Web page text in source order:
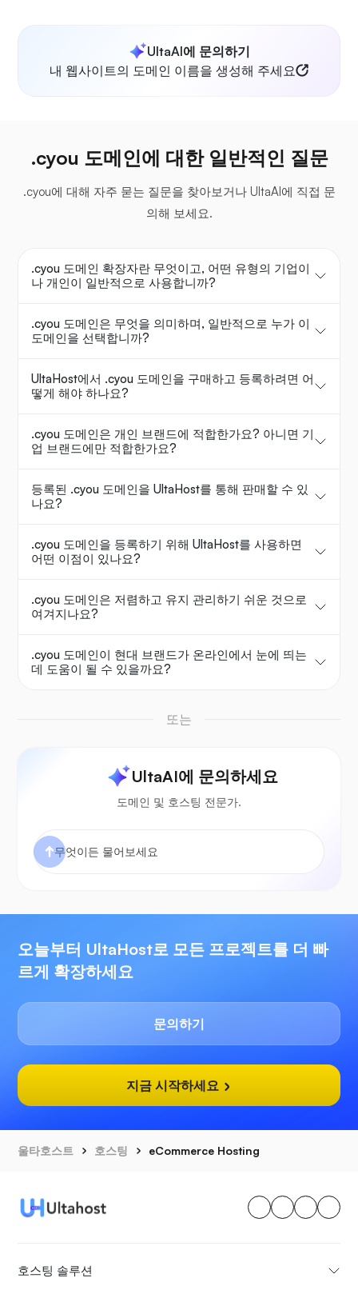
UltaAI에 문의하기
내 웹사이트의 도메인 이름을 생성해 주세요
.cyou 도메인에 대한 일반적인 질문
.cyou에 대해 자주 묻는 질문을 찾아보거나 UltaAI에 직접 문
의해 보세요.
.cyou 도메인 확장자란 무엇이고, 어떤 유형의 기업이
나 개인이 일반적으로 사용합니까?
.cyou 도메인은 무엇을 의미하며, 일반적으로 누가 이
도메인을 선택합니까?
UltaHost에서 .cyou 도메인을 구매하고 등록하려면 어
떻게 해야 하나요?
.cyou 도메인은 개인 브랜드에 적합한가요? 아니면 기
업 브랜드에만 적합한가요?
등록된 .cyou 도메인을 UltaHost를 통해 판매할 수 있
나요?
.cyou 도메인을 등록하기 위해 UltaHost를 사용하면
어떤 이점이 있나요?
.cyou 도메인은 저렴하고 유지 관리하기 쉬운 것으로
여겨지나요?
.cyou 도메인이 현대 브랜드가 온라인에서 눈에 띄는
데 도움이 될 수 있을까요?
또는
UltaAI에 문의하세요
도메인 및 호스팅 전문가.
오늘부터 UltaHost로 모든 프로젝트를 더 빠
르게 확장하세요
문의하기
지금 시작하세요
울타호스트 호스팅 eCommerce Hosting
호스팅 솔루션